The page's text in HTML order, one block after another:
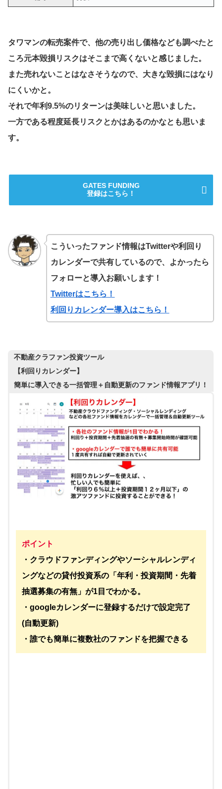
タワマンの転売案件で、他の売り出し価格なども調べたと
ころ元本毀損リスクはそこまで高くないと感じました。
また売れないことはなさそうなので、大きな毀損にはなり
にくいかと。
それで年利9.5%のリターンは美味しいと思いました。
一方である程度延長リスクとかはあるのかなとも思いま
す。
GATES FUNDING
登録はこちら！
こういったファンド情報はTwitterや利回り
カレンダーで共有しているので、よかったら
フォローと導入お願いします！
Twitterはこちら！
利回りカレンダー導入はこちら！
不動産クラファン投資ツール
【利回りカレンダー】
簡単に導入できる一括管理＋自動更新のファンド情報アプリ！
ポイント
・クラウドファンディングやソーシャルレンディ
ングなどの貸付投資系の「年利・投資期間・先着
抽選募集の有無」が1目でわかる。
・googleカレンダーに登録するだけで設定完了
(自動更新)
・誰でも簡単に複数社のファンドを把握できる